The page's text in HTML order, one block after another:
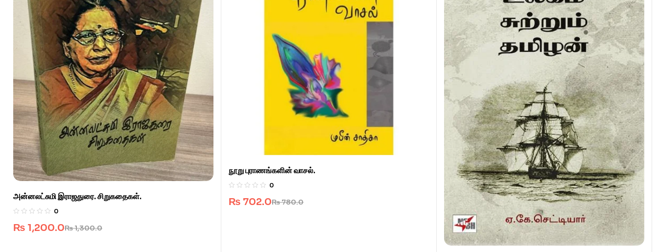
அன்னலட்சுமி இராஜதுரை. சிறுகதைகள்.
0
₨1,300.0
₨ 1,200.0
நூறு புராணங்களின் வாசல்.
0
₨780.0
₨ 702.0